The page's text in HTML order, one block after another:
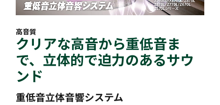
高音質
クリアな高音から重低音ま
で、立体的で迫力のあるサウ
ンド
重低音立体音響システム